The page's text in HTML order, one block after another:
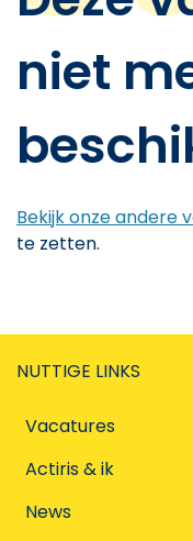
niet
Bekijk onze andere
te zetten.
NUTTIGE LINKS
Vacatures
Actiris & ik
News